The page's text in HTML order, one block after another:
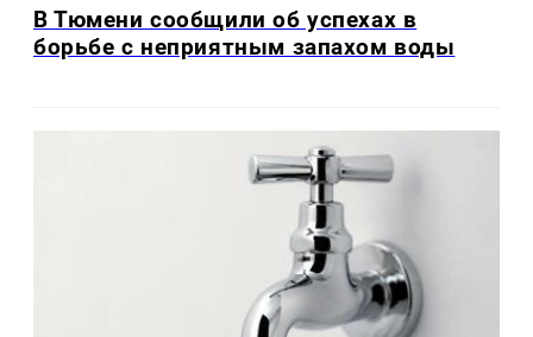
В Тюмени сообщили об успехах в
борьбе с неприятным запахом воды